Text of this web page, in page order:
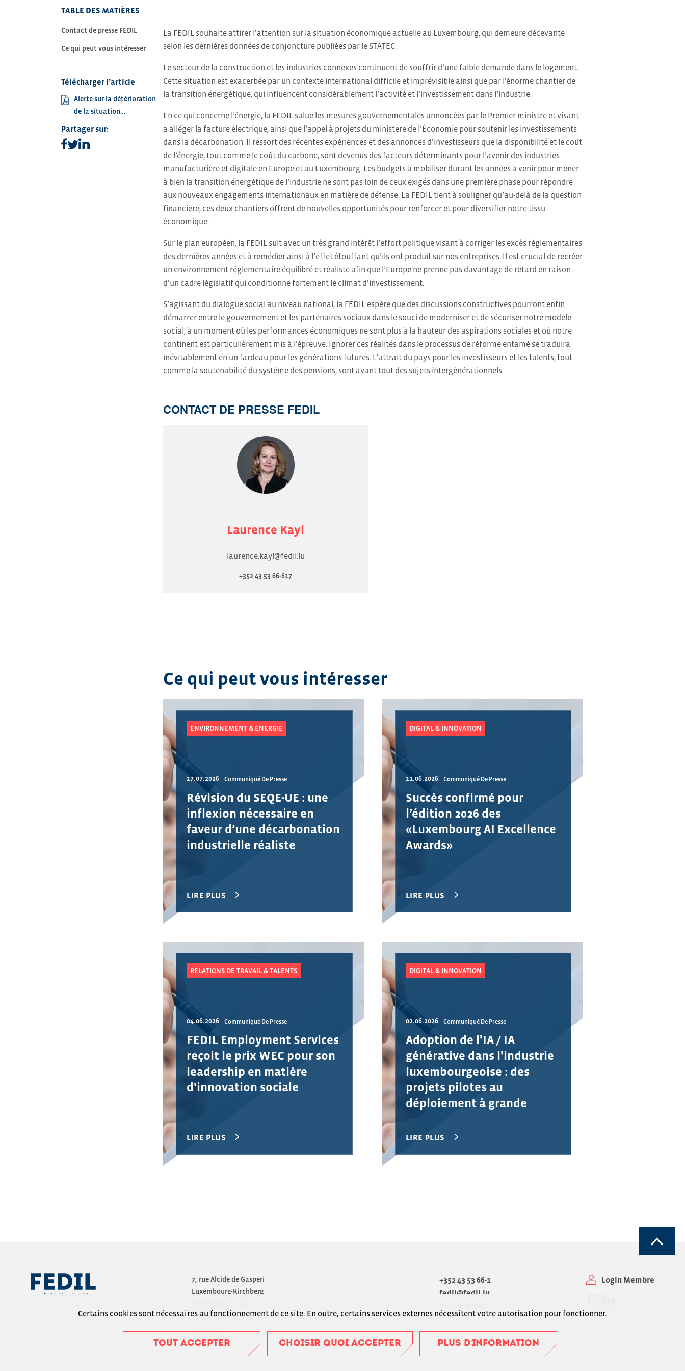
TABLE DES MATIÈRES
Contact de presse FEDIL
Ce qui peut vous intéresser
Télécharger l’article
Alerte sur la détérioration
de la situation…
Partager sur:
Partager sur facebook
Partager sur twitter
Partager sur linkedin
La FEDIL souhaite attirer l’attention sur la situation économique actuelle au Luxembourg, qui demeure décevante
selon les dernières données de conjoncture publiées par le STATEC.
Le secteur de la construction et les industries connexes continuent de souffrir d’une faible demande dans le logement.
Cette situation est exacerbée par un contexte international difficile et imprévisible ainsi que par l’énorme chantier de
la transition énergétique, qui influencent considérablement l’activité et l’investissement dans l’industrie.
En ce qui concerne l’énergie, la FEDIL salue les mesures gouvernementales annoncées par le Premier ministre et visant
à alléger la facture électrique, ainsi que l’appel à projets du ministère de l’Économie pour soutenir les investissements
dans la décarbonation. Il ressort des récentes expériences et des annonces d’investisseurs que la disponibilité et le coût
de l’énergie, tout comme le coût du carbone, sont devenus des facteurs déterminants pour l’avenir des industries
manufacturière et digitale en Europe et au Luxembourg. Les budgets à mobiliser durant les années à venir pour mener
à bien la transition énergétique de l’industrie ne sont pas loin de ceux exigés dans une première phase pour répondre
aux nouveaux engagements internationaux en matière de défense. La FEDIL tient à souligner qu’au-delà de la question
financière, ces deux chantiers offrent de nouvelles opportunités pour renforcer et pour diversifier notre tissu
économique.
Sur le plan européen, la FEDIL suit avec un très grand intérêt l’effort politique visant à corriger les excès réglementaires
des dernières années et à remédier ainsi à l’effet étouffant qu’ils ont produit sur nos entreprises. Il est crucial de recréer
un environnement réglementaire équilibré et réaliste afin que l’Europe ne prenne pas davantage de retard en raison
d’un cadre législatif qui conditionne fortement le climat d’investissement.
S’agissant du dialogue social au niveau national, la FEDIL espère que des discussions constructives pourront enfin
démarrer entre le gouvernement et les partenaires sociaux dans le souci de moderniser et de sécuriser notre modèle
social, à un moment où les performances économiques ne sont plus à la hauteur des aspirations sociales et où notre
continent est particulièrement mis à l’épreuve. Ignorer ces réalités dans le processus de réforme entamé se traduira
inévitablement en un fardeau pour les générations futures. L’attrait du pays pour les investisseurs et les talents, tout
comme la soutenabilité du système des pensions, sont avant tout des sujets intergénérationnels.
CONTACT DE PRESSE FEDIL
Laurence Kayl
laurence.kayl@fedil.lu
+352 43 53 66-617
Ce qui peut vous intéresser
ENVIRONNEMENT & ÉNERGIE
17.07.2026 Communiqué De Presse
Révision du SEQE-UE : une
inflexion nécessaire en
faveur d’une décarbonation
industrielle réaliste
LIRE PLUS
DIGITAL & INNOVATION
11.06.2026 Communiqué De Presse
Succès confirmé pour
l’édition 2026 des
«Luxembourg AI Excellence
Awards»
LIRE PLUS
RELATIONS DE TRAVAIL & TALENTS
04.06.2026 Communiqué De Presse
FEDIL Employment Services
reçoit le prix WEC pour son
leadership en matière
d'innovation sociale
LIRE PLUS
DIGITAL & INNOVATION
02.06.2026 Communiqué De Presse
Adoption de l'IA / IA
générative dans l'industrie
luxembourgeoise : des
projets pilotes au
déploiement à grande
LIRE PLUS
7, rue Alcide de Gasperi
Luxembourg-Kirchberg
L-1013 Luxembourg
+352 43 53 66-1
fedil@fedil.lu
Login Membre
Certains cookies sont nécessaires au fonctionnement de ce site. En outre, certains services externes nécessitent votre autorisation pour fonctionner.
TOUT ACCEPTER CHOISIR QUOI ACCEPTER PLUS D'INFORMATION